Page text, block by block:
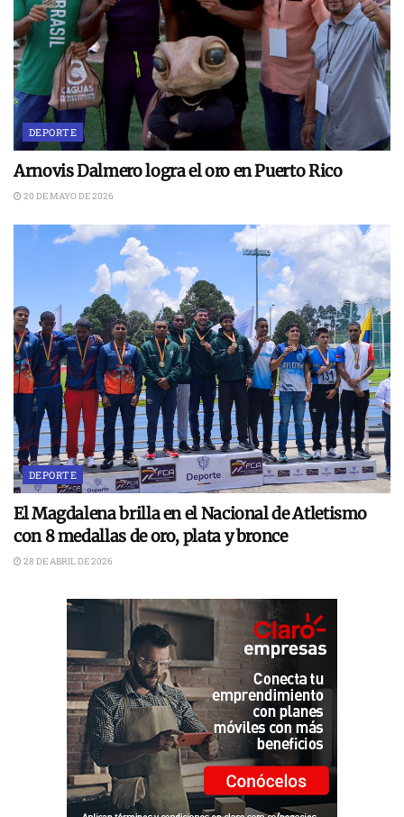
DEPORTE
Arnovis Dalmero logra el oro en Puerto Rico
20 DE MAYO DE 2026
DEPORTE
El Magdalena brilla en el Nacional de Atletismo
con 8 medallas de oro, plata y bronce
28 DE ABRIL DE 2026